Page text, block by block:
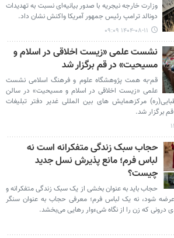
وزارت خارجه نیجریه با صدور بیانیه‌ای نسبت به تهدیدات
دونالد ترامپ رئیس جمهور آمریکا واکنش نشان داد.
۱۴۰۴-۰۸-۱۱ ۰۹:۰۹
نشست علمی «زیست اخلاقی در اسلام و
مسیحیت» در قم برگزار شد
قم-به همت پژوهشگاه علوم و فرهنگ اسلامی نشست
علمی «زیست اخلاقی در اسلام و مسیحیت» در سالن
مرکزهمایش های بین المللی غدیر دفتر تبلیغات
برگزار شد.
حجاب سبک زندگی متفکرانه است نه
لباس فرم؛ مانع پذیرش نسل جدید
چیست؟
حجاب باید به عنوان بخشی از یک سبک زندگی متفکرانه و
شود، نه یک لباس فرم؛ معرفی حجاب به عنوان سنگر
درونی که زن را از نگاه شیء‌وار رهایی می‌بخشد.